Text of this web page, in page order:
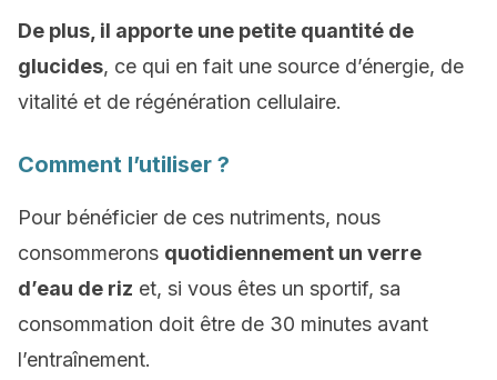
De plus, il apporte une petite quantité de
glucides, ce qui en fait une source d’énergie, de
vitalité et de régénération cellulaire.
Comment l’utiliser ?
Pour bénéficier de ces nutriments, nous
consommerons quotidiennement un verre
d’eau de riz et, si vous êtes un sportif, sa
consommation doit être de 30 minutes avant
l’entraînement.